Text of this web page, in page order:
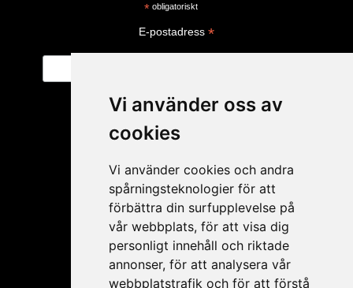
Vi använder oss av
cookies
Vi använder cookies och andra
spårningsteknologier för att
förbättra din surfupplevelse på
vår webbplats, för att visa dig
personligt innehåll och riktade
annonser, för att analysera vår
webbplatstrafik och för att förstå
* obligatoriskt
E-postadress *
Mitt konto